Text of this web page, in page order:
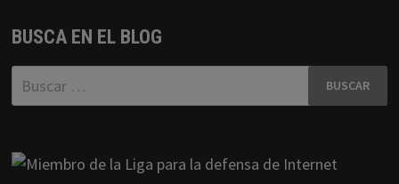
BUSCA EN EL BLOG
Buscar: